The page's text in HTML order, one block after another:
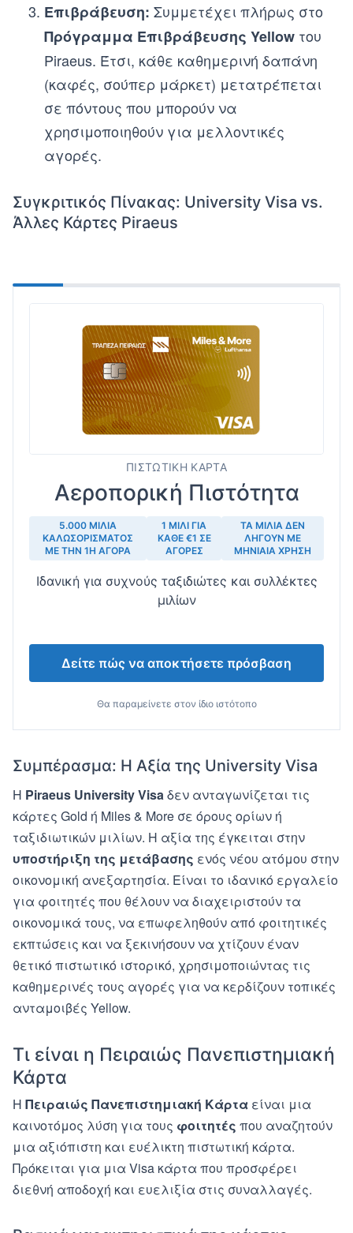
Επιβράβευση: Συμμετέχει πλήρως στο
Πρόγραμμα Επιβράβευσης Yellow του
Piraeus. Έτσι, κάθε καθημερινή δαπάνη
(καφές, σούπερ μάρκετ) μετατρέπεται
σε πόντους που μπορούν να
χρησιμοποιηθούν για μελλοντικές
αγορές.
Συγκριτικός Πίνακας: University Visa vs.
Άλλες Κάρτες Piraeus
ΠΙΣΤΩΤΙΚΉ ΚΆΡΤΑ
Αεροπορική Πιστότητα
5.000 ΜΊΛΙΑ
ΚΑΛΩΣΟΡΊΣΜΑΤΟΣ
ΜΕ ΤΗΝ 1Η ΑΓΟΡΆ
1 ΜΊΛΙ ΓΙΑ
ΚΆΘΕ €1 ΣΕ
ΑΓΟΡΈΣ
ΤΑ ΜΊΛΙΑ ΔΕΝ
ΛΉΓΟΥΝ ΜΕ
ΜΗΝΙΑΊΑ ΧΡΉΣΗ
Ιδανική για συχνούς ταξιδιώτες και συλλέκτες
μιλίων
Δείτε πώς να αποκτήσετε πρόσβαση
Θα παραμείνετε στον ίδιο ιστότοπο
Συμπέρασμα: Η Αξία της University Visa
Η Piraeus University Visaδεν ανταγωνίζεται τις
κάρτες Gold ή Miles & More σε όρους ορίων ή
ταξιδιωτικών μιλίων. Η αξία της έγκειται στην
υποστήριξη της μετάβασης ενός νέου ατόμου στην
οικονομική ανεξαρτησία. Είναι το ιδανικό εργαλείο
για φοιτητές που θέλουν να διαχειριστούν τα
οικονομικά τους, να επωφεληθούν από φοιτητικές
εκπτώσεις και να ξεκινήσουν να χτίζουν έναν
θετικό πιστωτικό ιστορικό, χρησιμοποιώντας τις
καθημερινές τους αγορές για να κερδίζουν τοπικές
ανταμοιβές Yellow.
Τι είναι η Πειραιώς Πανεπιστημιακή
Κάρτα
Η Πειραιώς Πανεπιστημιακή Κάρτα είναι μια
καινοτόμος λύση για τους φοιτητές που αναζητούν
μια αξιόπιστη και ευέλικτη πιστωτική κάρτα.
Πρόκειται για μια Visa κάρτα που προσφέρει
διεθνή αποδοχή και ευελιξία στις συναλλαγές.